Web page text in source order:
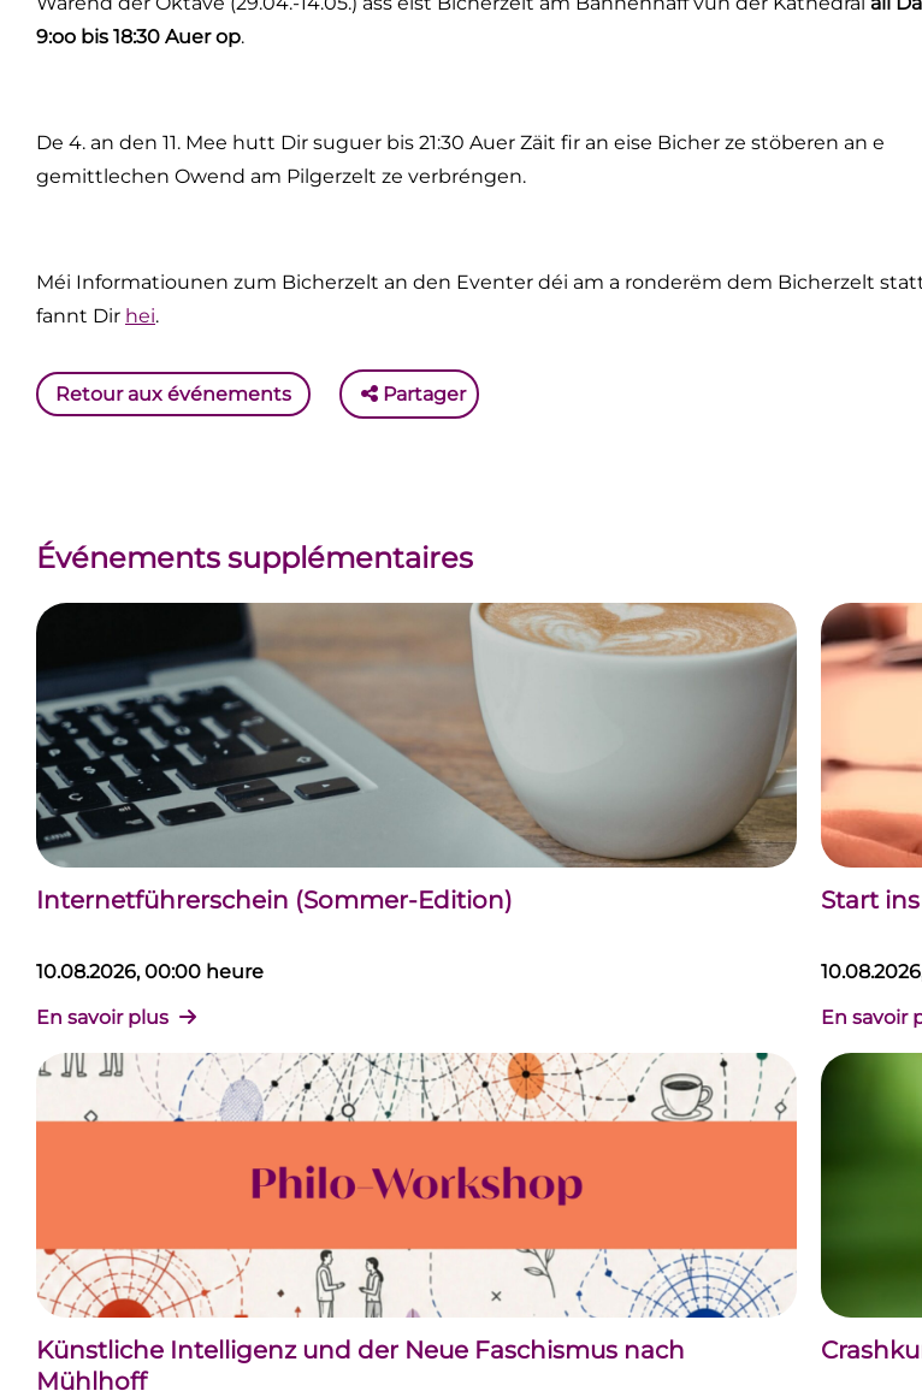
9:oo bis 18:30 Auer op.
De 4. an den 11. Mee hutt Dir suguer bis 21:30 Auer Zäit fir an eise Bicher ze stöberen an e
gemittlechen Owend am Pilgerzelt ze verbréngen.
Méi Informatiounen zum Bicherzelt an den Eventer déi am a ronderëm dem Bicherzelt
fannt Dir hei.
Retour aux événements Partager
Événements supplémentaires
Internetführerschein (Sommer-Edition)
10.08.2026, 00:00 heure
En savoir plus
Start
En savoir
Künstliche Intelligenz und der Neue Faschismus nach
Mühlhoff